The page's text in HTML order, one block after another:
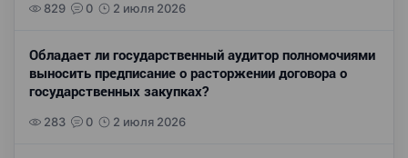
829 0 2 июля 2026
Обладает ли государственный аудитор полномочиями
выносить предписание о расторжении договора о
государственных закупках?
283 0 2 июля 2026